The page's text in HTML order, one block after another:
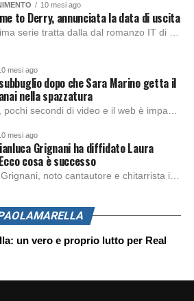
10 mesi ago
to Derry, annunciata la data di uscita
mesi ago
dopo che Sara Marino getta il
nella spazzatura
mesi ago
Grignani ha diffidato Laura
cosa è successo
un vero e proprio lutto per Real